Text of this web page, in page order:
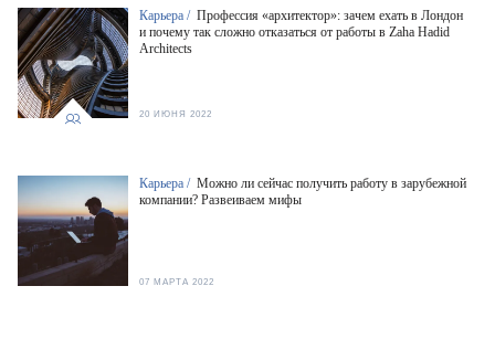
Карьера / Профессия «архитектор»: зачем ехать в Лондон
и почему так сложно отказаться от работы в Zaha Hadid
Architects
20 ИЮНЯ 2022
Карьера / Можно ли сейчас получить работу в зарубежной
компании? Развеиваем мифы
07 МАРТА 2022